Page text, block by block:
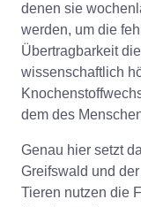
denen sie
werden, um die
Übertragbarkeit
wissenschaftlich
dem des
Genau hier setzt
Greifswald und
Tieren nutzen die